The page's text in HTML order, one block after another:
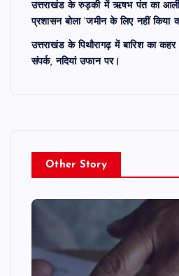
उत्तराखंड के रुड़की में ऋषभ पंत का
प्रशासन बोला ‘जमीन के लिए नहीं किया
उत्तराखंड के पिथौरागढ़ में बारिश का
संपर्क, नदियां उफान पर।
Other Story